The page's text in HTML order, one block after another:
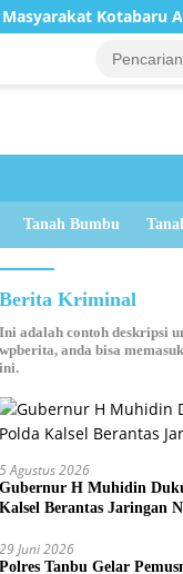
Agar Tidak
Tanah Bumbu
Berita Kriminal
Ini adalah contoh deskripsi
wpberita, anda bisa
ini.
5 Agustus 2026
Gubernur H Muhidin
Kalsel Berantas Jaringan
29 Juni 2026
Polres Tanbu Gelar